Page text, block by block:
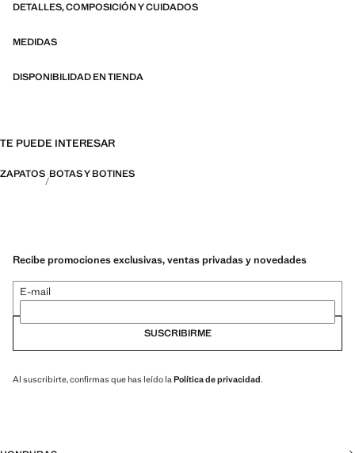
DETALLES, COMPOSICIÓN Y CUIDADOS
MEDIDAS
DISPONIBILIDAD EN TIENDA
TE PUEDE INTERESAR
ZAPATOS BOTAS Y BOTINES
Recibe promociones exclusivas, ventas privadas y novedades
E-mail
SUSCRIBIRME
Al suscribirte, confirmas que has leído la Política de privacidad.